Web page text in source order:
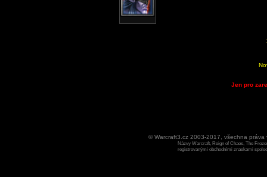
Jen pro
© Warcraft3.cz 2003-2017, všechna
Názvy Warcraft, Reign of Chaos, The
registrovanými obchodními znaekami